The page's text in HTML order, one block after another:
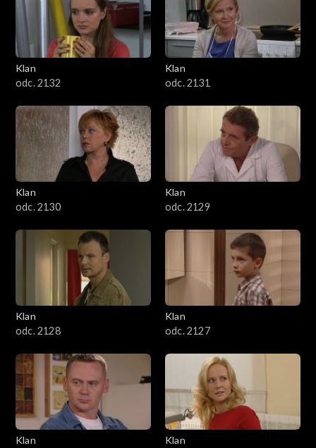
Klan
odc. 2132
Klan
odc. 2131
Klan
odc. 2130
Klan
odc. 2129
Klan
odc. 2128
Klan
odc. 2127
Klan
Klan